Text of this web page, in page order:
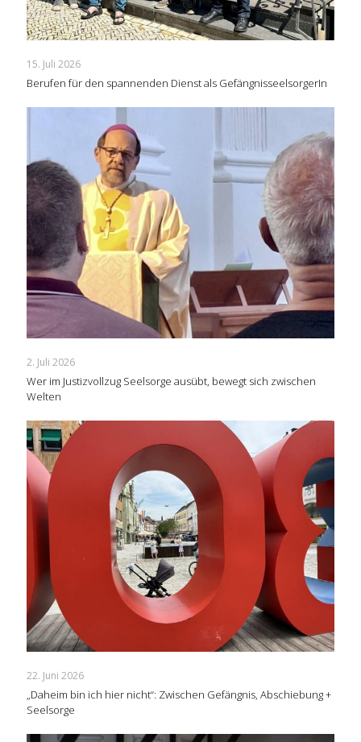
15. Juli 2026
Berufen für den spannenden Dienst als GefängnisseelsorgerIn
2. Juli 2026
Wer im Justizvollzug Seelsorge ausübt, bewegt sich zwischen
Welten
22. Juni 2026
„Daheim bin ich hier nicht“: Zwischen Gefängnis, Abschiebung +
Seelsorge